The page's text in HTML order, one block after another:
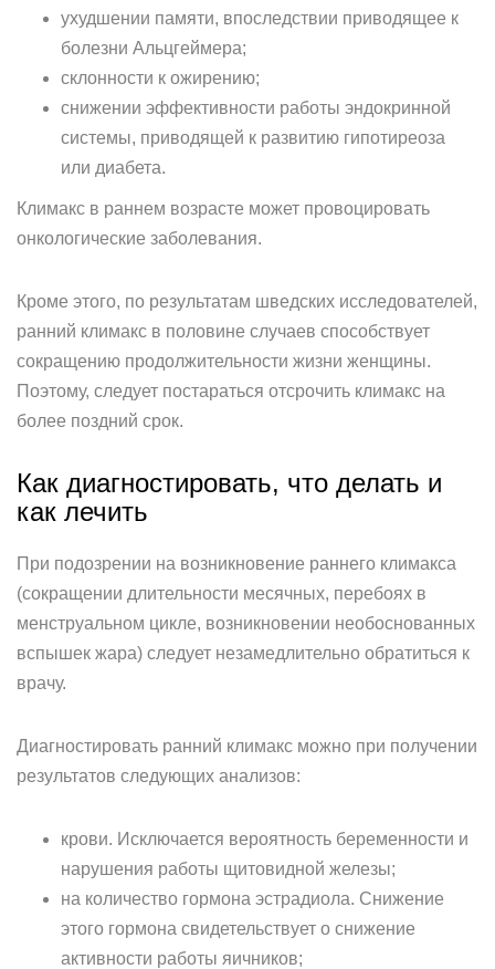
ухудшении памяти, впоследствии приводящее к
болезни Альцгеймера;
склонности к ожирению;
снижении эффективности работы эндокринной
системы, приводящей к развитию гипотиреоза
или диабета.
Климакс в раннем возрасте может провоцировать
онкологические заболевания.
Кроме этого, по результатам шведских исследователей,
ранний климакс в половине случаев способствует
сокращению продолжительности жизни женщины.
Поэтому, следует постараться отсрочить климакс на
более поздний срок.
Как диагностировать, что делать и
как лечить
При подозрении на возникновение раннего климакса
(сокращении длительности месячных, перебоях в
менструальном цикле, возникновении необоснованных
вспышек жара) следует незамедлительно обратиться к
врачу.
Диагностировать ранний климакс можно при получении
результатов следующих анализов:
крови. Исключается вероятность беременности и
нарушения работы щитовидной железы;
на количество гормона эстрадиола. Снижение
этого гормона свидетельствует о снижение
активности работы яичников;